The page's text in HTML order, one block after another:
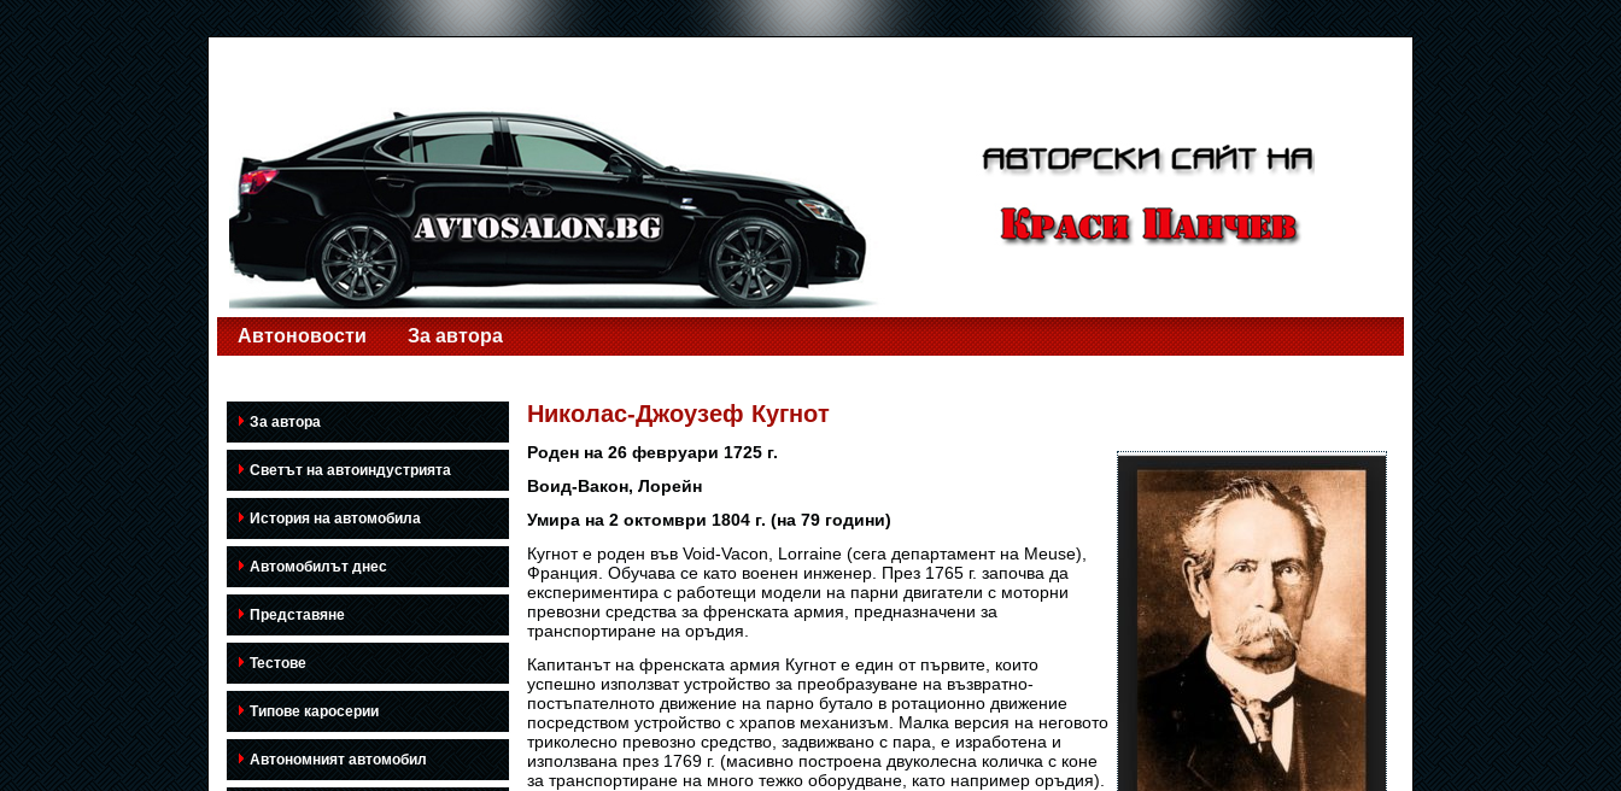
Автоновости За автора
За автора
Светът на автоиндустрията
История на автомобила
Автомобилът днес
Представяне
Тестове
Типове каросерии
Автономният автомобил
Николас-Джоузеф Кугнот
Роден на 26 февруари 1725 г.
Воид-Вакон, Лорейн
Умира на 2 октомври 1804 г. (на 79 години)
Кугнот е роден във Void-Vacon, Lorraine (сега департамент на Meuse),
Франция. Обучава се като военен инженер. През 1765 г. започва да
експериментира с работещи модели на парни двигатели с моторни
превозни средства за френската армия, предназначени за
транспортиране на оръдия.
Капитанът на френската армия Кугнот е един от първите, които
успешно използват устройство за преобразуване на възвратно-
постъпателното движение на парно бутало в ротационно движение
посредством устройство с храпов механизъм. Малка версия на неговото
триколесно превозно средство, задвижвано с пара, е изработена и
използвана през 1769 г. (масивно построена двуколесна количка с коне
за транспортиране на много тежко оборудване, като например оръдия).